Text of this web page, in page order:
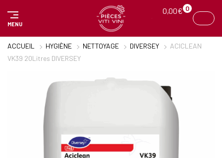
MENU
0,00€ 0
ACCUEIL HYGIÈNE NETTOYAGE DIVERSEY
ACICLEAN
VK39 20Litres DIVERSEY
Panneau de gestion des cookies